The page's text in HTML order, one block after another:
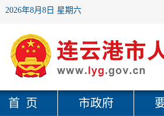
2026年8月8日 星期六
首 页 市政府